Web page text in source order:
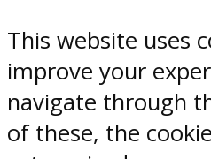
This website uses
improve your
navigate through
of these, the